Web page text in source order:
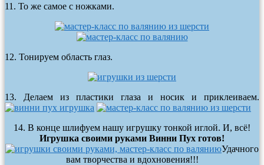
11. То же самое с ножками.
12. Тонируем область глаз.
13. Делаем из пластики глаза и носик и приклеиваем.
14. В конце шлифуем нашу игрушку тонкой иглой. И, всё!
Игрушка своими руками Винни Пух готов!
Удачного
вам творчества и вдохновения!!!